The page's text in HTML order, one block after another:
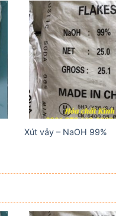
Xút vảy – NaOH 99%